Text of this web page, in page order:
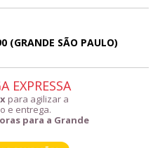
(GRANDE SÃO PAULO)
EXPRESSA
para agilizar a
e entrega.
para a Grande